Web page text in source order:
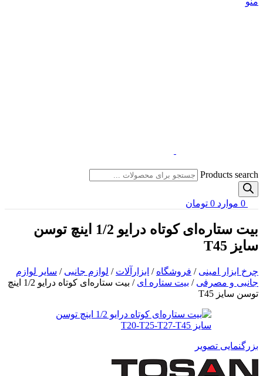
Products search
0 موارد 0 تومان
بیت ستاره‌ای کوتاه درایو 1/2 اینچ توسن
سایز T45
چرخ ابزار امینی / فروشگاه / ابزارآلات / لوازم جانبی / سایر لوازم
جانبی و مصرفی / بیت ستاره ای /
بیت ستاره‌ای کوتاه درایو 1/2 اینچ
توسن سایز T45
بزرگنمایی تصویر